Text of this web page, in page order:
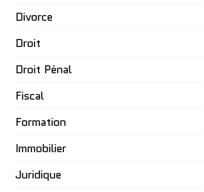
Divorce
Droit
Droit Pénal
Fiscal
Formation
Immobilier
Juridique